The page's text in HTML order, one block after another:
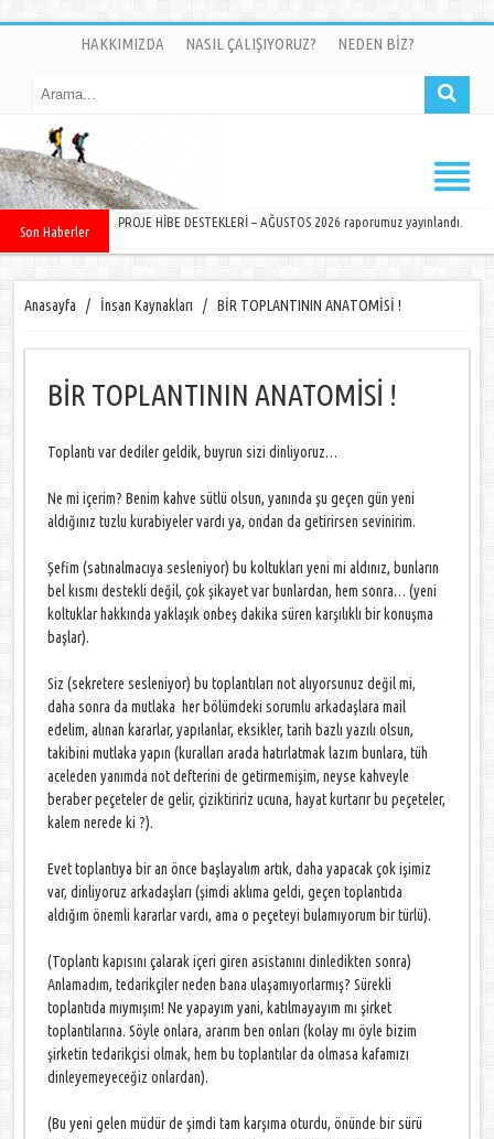
HAKKIMIZDA NASIL ÇALIŞIYORUZ? NEDEN BİZ?
Son Haberler
PROJE HİBE DESTEKLERİ – AĞUSTOS 2026 raporumuz yayınlandı.
Anasayfa / İnsan Kaynakları / BİR TOPLANTININ ANATOMİSİ !
BİR TOPLANTININ ANATOMİSİ !
Toplantı var dediler geldik, buyrun sizi dinliyoruz…
Ne mi içerim? Benim kahve sütlü olsun, yanında şu geçen gün yeni
aldığınız tuzlu kurabiyeler vardı ya, ondan da getirirsen sevinirim.
Şefim (satınalmacıya sesleniyor) bu koltukları yeni mi aldınız, bunların
bel kısmı destekli değil, çok şikayet var bunlardan, hem sonra… (yeni
koltuklar hakkında yaklaşık onbeş dakika süren karşılıklı bir konuşma
başlar).
Siz (sekretere sesleniyor) bu toplantıları not alıyorsunuz değil mi,
daha sonra da mutlaka her bölümdeki sorumlu arkadaşlara mail
edelim, alınan kararlar, yapılanlar, eksikler, tarih bazlı yazılı olsun,
takibini mutlaka yapın (kuralları arada hatırlatmak lazım bunlara, tüh
aceleden yanımda not defterini de getirmemişim, neyse kahveyle
beraber peçeteler de gelir, çiziktiririz ucuna, hayat kurtarır bu peçeteler,
kalem nerede ki ?).
Evet toplantıya bir an önce başlayalım artık, daha yapacak çok işimiz
var, dinliyoruz arkadaşları (şimdi aklıma geldi, geçen toplantıda
aldığım önemli kararlar vardı, ama o peçeteyi bulamıyorum bir türlü).
(Toplantı kapısını çalarak içeri giren asistanını dinledikten sonra)
Anlamadım, tedarikçiler neden bana ulaşamıyorlarmış? Sürekli
toplantıda mıymışım! Ne yapayım yani, katılmayayım mı şirket
toplantılarına. Söyle onlara, ararım ben onları (kolay mı öyle bizim
şirketin tedarikçisi olmak, hem bu toplantılar da olmasa kafamızı
dinleyemeyeceğiz onlardan).
(Bu yeni gelen müdür de şimdi tam karşıma oturdu, önünde bir sürü